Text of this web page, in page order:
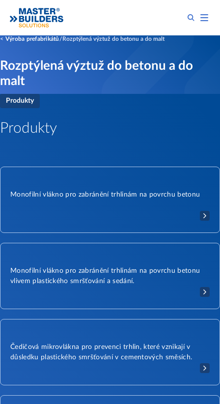
Výroba prefabrikátů Rozptýlená výztuž do betonu a do malt
Rozptýlená výztuž do betonu a do
malt
Produkty
Produkty
Monofilní vlákno pro zabránění trhlinám na povrchu betonu
Monofilní vlákno pro zabránění trhlinám na povrchu betonu
vlivem plastického smršťování a sedání.​​
Čedičová mikrovlákna pro prevenci trhlin, které vznikají v
důsledku plastického smršťování v cementových směsích.